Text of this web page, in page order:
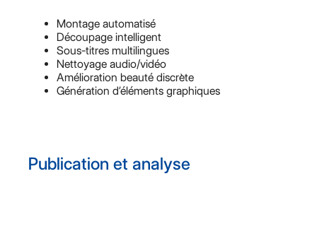
Montage automatisé
Découpage intelligent
Sous-titres multilingues
Nettoyage audio/vidéo
Amélioration beauté discrète
Génération d’éléments graphiques
Publication et analyse